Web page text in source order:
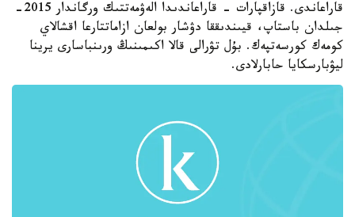
قاراعاندى. قازاقپارات - قاراعاندىدا الەۋمەتتىك ورگاندار 2015-
جىلدان باستاپ، قيىندىققا دۋشار بولعان ازاماتتارعا اقشالاي
كومەك كورسەتپەك. بۇل تۋرالى قالا اكىمىنىڭ ورىنباسارى يرينا
ليۋبارسكايا حابارلادى.